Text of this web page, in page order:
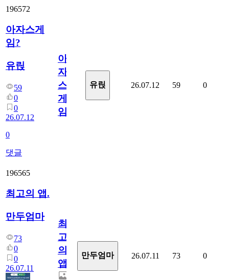
196572
아자스게
임?
유릱
59
0
0
26.07.12
0
댓글
아
자
스
게
임?
유릱 26.07.12 59 0
196565
최고의 앱.
만두엄마
73
0
0
26.07.11
최
고
의
앱.
만두엄마 26.07.11 73 0